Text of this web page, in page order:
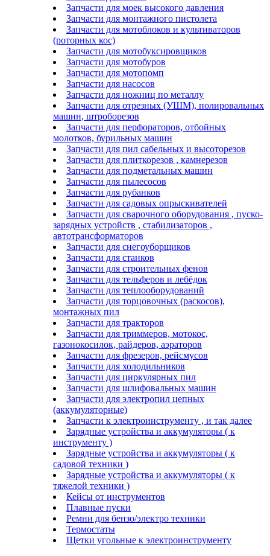
Запчасти для моек высокого давления
Запчасти для монтажного пистолета
Запчасти для мотоблоков и культиваторов
(роторных кос)
Запчасти для мотобуксировщиков
Запчасти для мотобуров
Запчасти для мотопомп
Запчасти для насосов
Запчасти для ножниц по металлу
Запчасти для отрезных (УШМ), полировальных
машин, штроборезов
Запчасти для перфораторов, отбойных
молотков, бурильных машин
Запчасти для пил сабельных и высоторезов
Запчасти для плиткорезов , камнерезов
Запчасти для подметальных машин
Запчасти для пылесосов
Запчасти для рубанков
Запчасти для садовых опрыскивателей
Запчасти для сварочного оборудования , пуско-
зарядных устройств , стабилизаторов ,
автотрансформаторов
Запчасти для снегоуборщиков
Запчасти для станков
Запчасти для строительных фенов
Запчасти для тельферов и лебёдок
Запчасти для теплооборудований
Запчасти для торцовочных (раскосов),
монтажных пил
Запчасти для тракторов
Запчасти для триммеров, мотокос,
газонокосилок, райдеров, аэраторов
Запчасти для фрезеров, рейсмусов
Запчасти для холодильников
Запчасти для циркулярных пил
Запчасти для шлифовальных машин
Запчасти для электропил цепных
(аккумуляторные)
Запчасти к электроинструменту , и так далее
Зарядные устройства и аккумуляторы ( к
инструменту )
Зарядные устройства и аккумуляторы ( к
садовой техники )
Зарядные устройства и аккумуляторы ( к
тяжелой техники )
Кейсы от инструментов
Плавные пуски
Ремни для бензо/электро техники
Термостаты
Щетки угольные к электроинструменту